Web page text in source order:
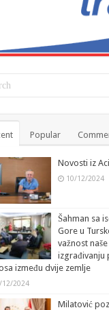
Popular
Novosti iz
10/12/2024
Šahman sa
Gore u
važnost
izgrađivanju
između dvije zemlje
12/2024
Milatović